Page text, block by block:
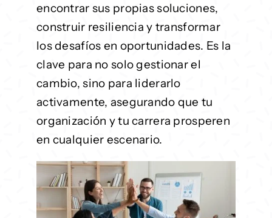
encontrar sus propias soluciones,
construir resiliencia y transformar
los desafíos en oportunidades. Es la
clave para no solo gestionar el
cambio, sino para liderarlo
activamente, asegurando que tu
organización y tu carrera prosperen
en cualquier escenario.